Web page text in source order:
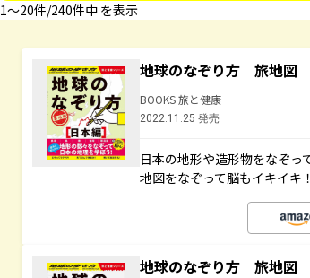
1〜20件/240件中 を表示
地球のなぞり方 旅地図
BOOKS 旅と健康
2022.11.25 発売
日本の地形や造形物をなぞ
地図をなぞって脳もイキイキ！
地球のなぞり方 旅地図